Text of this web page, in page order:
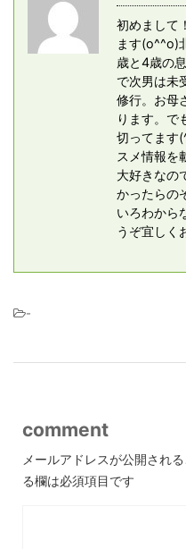
初めまして
ます(o^^o)
歳と4歳の
で次男は未
修行。お母
ります。で
切ってます
スメ情報を
大好きなの
かったらの
いろわから
うぞ宜しく
-
comment
メールアドレスが公開され
る欄は必須項目です